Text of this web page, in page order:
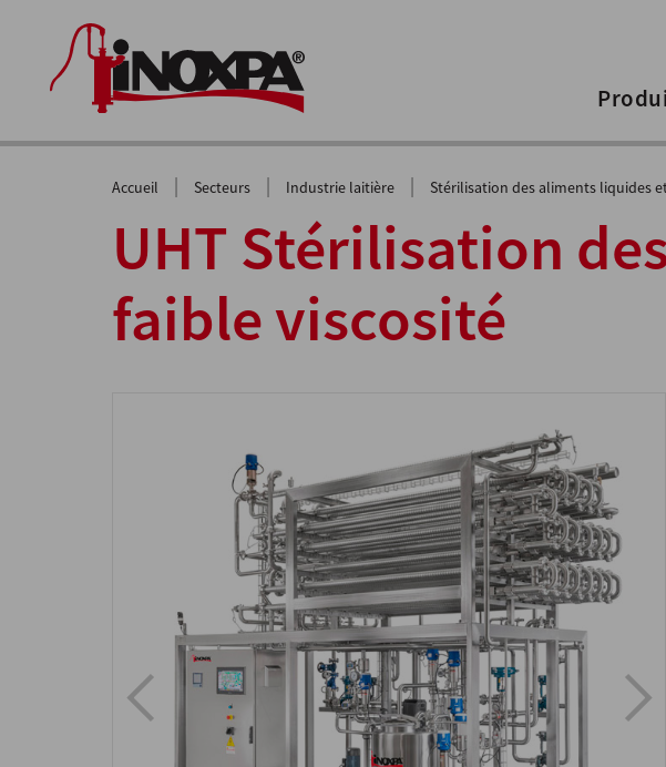
Accueil | Secteurs | Industrie laitière | Stérilisation des aliments liquides
UHT Stérilisation
faible viscosité